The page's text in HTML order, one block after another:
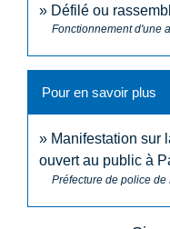
Défilé ou
Fonctionnement d'une
Pour en savoir plus
Manifestation sur
ouvert au public à
Préfecture de police de